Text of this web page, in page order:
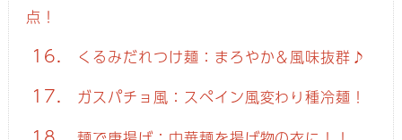
点！
16. くるみだれつけ麺：まろやか＆風味抜群♪
17. ガスパチョ風：スペイン風変わり種冷麺！